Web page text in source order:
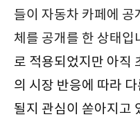
들이 자동차 카페에 공
체를 공개를 한 상태입
로 적용되었지만 아직
의 시장 반응에 따라
될지 관심이 쏟아지고